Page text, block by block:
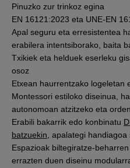
Pinuzko zur trinkoz egina
EN 16121:2023 eta UNE-EN
Apal seguru eta erresistentea
erabilera intentsiborako, baita
Txikiek eta helduek eserleku
osoz
Etxean haurrentzako logeletan
Montessori estiloko diseinua,
autonomoan atzitzeko eta
Erabili bakarrik edo konbinatu
batzuekin, apalategi handiagoa
Espazioak biltegiratze-
errazten duen diseinu